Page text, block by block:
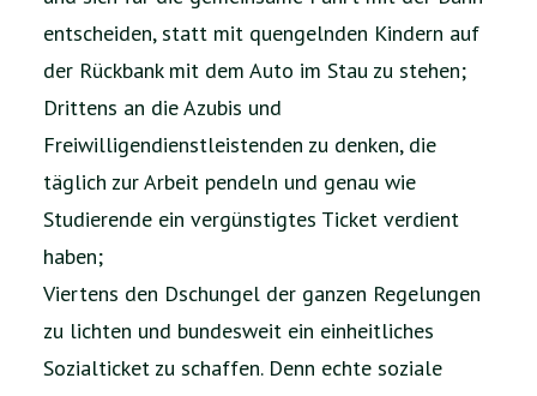
entscheiden, statt mit quengelnden Kindern auf
der Rückbank mit dem Auto im Stau zu stehen;
Drittens an die Azubis und
Freiwilligendienstleistenden zu denken, die
täglich zur Arbeit pendeln und genau wie
Studierende ein vergünstigtes Ticket verdient
haben;
Viertens den Dschungel der ganzen Regelungen
zu lichten und bundesweit ein einheitliches
Sozialticket zu schaffen. Denn echte soziale